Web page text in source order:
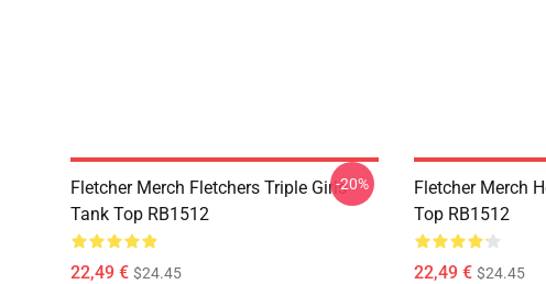
Fletcher Merch Fletchers Triple Girls
Tank Top RB1512
22,49 € $24.45
-20%
Fletcher Merch
Top RB1512
22,49 € $24.45